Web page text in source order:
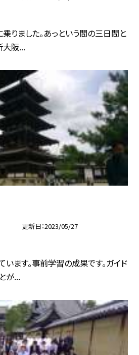
りました。あっという間の三日間と
大阪...
更新日 2023/05/27
ます。事前学習の成果です。ガイド
が...